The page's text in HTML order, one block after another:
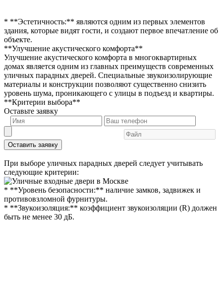
* **Эстетичность:** являются одним из первых элементов
здания, которые видят гости, и создают первое впечатление об
объекте.
**Улучшение акустического комфорта**
Улучшение акустического комфорта в многоквартирных
домах является одним из главных преимуществ современных
уличных парадных дверей. Специальные звукоизолирующие
материалы и конструкции позволяют существенно снизить
уровень шума, проникающего с улицы в подъезд и квартиры.
**Критерии выбора**
Оставьте заявку
Оставить заявку
При выборе уличных парадных дверей следует учитывать
следующие критерии:
* **Уровень безопасности:** наличие замков, задвижек и
противовзломной фурнитуры.
* **Звукоизоляция:** коэффициент звукоизоляции (R) должен
быть не менее 30 дБ.